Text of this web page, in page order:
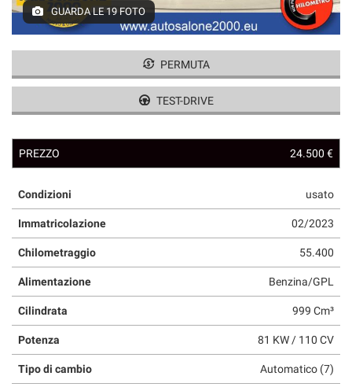
GUARDA LE 19 FOTO
PERMUTA
TEST-DRIVE
PREZZO 24.500 €
Condizioni usato
Immatricolazione 02/2023
Chilometraggio 55.400
Alimentazione Benzina/GPL
Cilindrata 999 Cm³
Potenza 81 KW / 110 CV
Tipo di cambio Automatico (7)